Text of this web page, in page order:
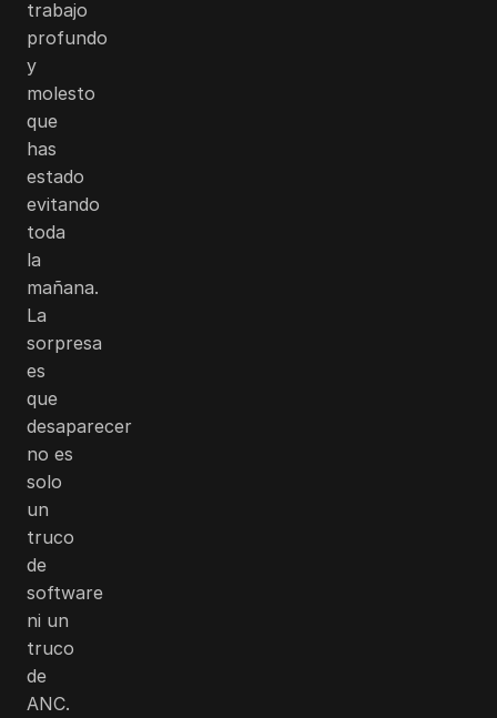
trabajo
profundo
y
molesto
que
has
estado
evitando
toda
la
mañana.
La
sorpresa
es
que
desaparecer
no es
solo
un
truco
de
software
ni un
truco
de
ANC.